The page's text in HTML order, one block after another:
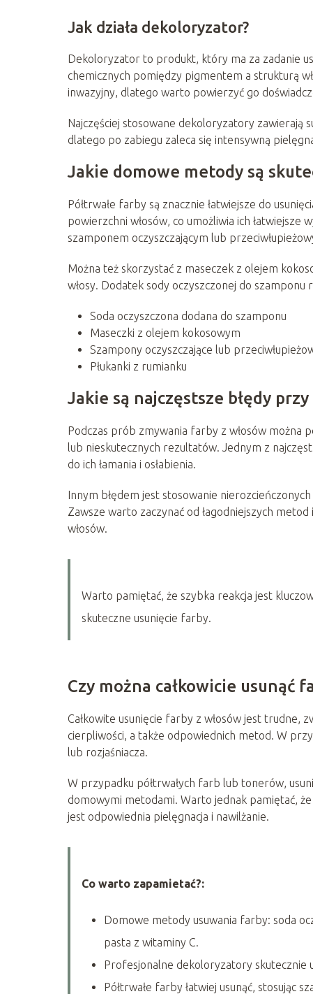
Jak działa dekoloryzator?
Dekoloryzator to produkt, który ma za zadanie
chemicznych pomiędzy pigmentem a strukturą
inwazyjny, dlatego warto powierzyć go
Najczęściej stosowane dekoloryzatory zawierają
dlatego po zabiegu zaleca się intensywną
Jakie domowe metody są
Półtrwałe farby są znacznie łatwiejsze do
powierzchni włosów, co umożliwia ich łatwiejsze
szamponem oczyszczającym lub
Można też skorzystać z maseczek z olejem
włosy. Dodatek sody oczyszczonej do
Soda oczyszczona dodana do szamponu
Maseczki z olejem kokosowym
Szampony oczyszczające lub
Płukanki z rumianku
Jakie są najczęstsze błędy
Podczas prób zmywania farby z włosów można
lub nieskutecznych rezultatów. Jednym z
do ich łamania i osłabienia.
Innym błędem jest stosowanie
Zawsze warto zaczynać od łagodniejszych
włosów.
Warto pamiętać, że szybka reakcja jest
skuteczne usunięcie farby.
Czy można całkowicie usunąć
Całkowite usunięcie farby z włosów jest trudne,
cierpliwości, a także odpowiednich metod. W
lub rozjaśniacza.
W przypadku półtrwałych farb lub tonerów,
domowymi metodami. Warto jednak pamiętać,
jest odpowiednia pielęgnacja i nawilżanie.
Co warto zapamietać?:
Domowe metody usuwania farby: soda
pasta z witaminy C.
Profesjonalne dekoloryzatory skutecznie
Półtrwałe farby łatwiej usunąć, stosując